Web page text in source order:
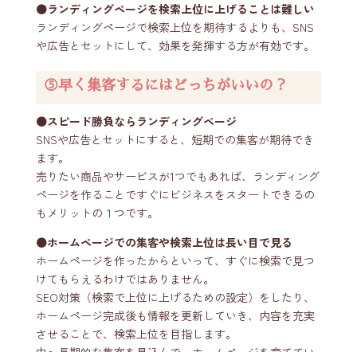
⚫️ランディングページを検索上位に上げることは難しい
ランディングページで検索上位を期待するよりも、SNS
や広告とセットにして、効果を発揮する方が有効です。
⑤早く集客するにはどっちがいいの？
⚫️スピード勝負ならランディングページ
SNSや広告とセットにすると、短期での集客が期待でき
ます。
売りたい商品やサービスが1つでもあれば、ランディング
ページを作ることですぐにビジネスをスタートできるの
もメリットの１つです。
⚫️ホームページでの集客や検索上位は長い目で見る
ホームページを作ったからといって、すぐに検索で見つ
けてもらえるわけではありません。
SEO対策（検索で上位に上げるための設定）をしたり、
ホームページ完成後も情報を更新していき、内容を充実
させることで、検索上位を目指します。